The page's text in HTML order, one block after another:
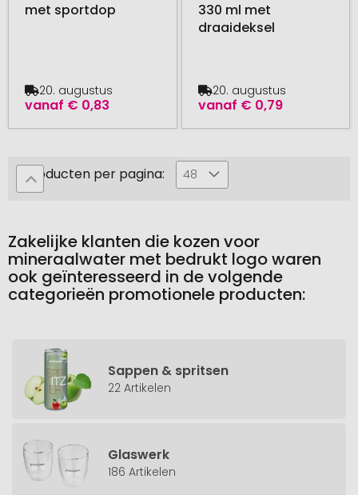
met sportdop
vanaf € 0,83
20. augustus
330 ml met
draaideksel
vanaf € 0,79
20. augustus
Producten per pagina: 48
Zakelijke klanten die kozen voor
mineraalwater met bedrukt logo waren
ook geïnteresseerd in de volgende
categorieën promotionele producten:
Sappen & spritsen
22 Artikelen
Glaswerk
186 Artikelen